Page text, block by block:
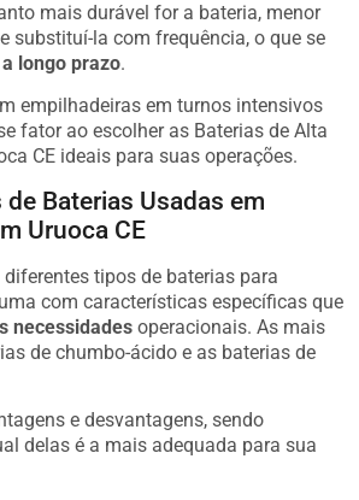
mais durável for a bateria, menor
substituí-la com frequência, o que se
longo prazo.
empilhadeiras em turnos intensivos
fator ao escolher as Baterias de Alta
CE ideais para suas operações.
Baterias Usadas em
Uruoca CE
tipos de baterias para
com características específicas que
necessidades operacionais. As mais
de chumbo-ácido e as baterias de
e desvantagens, sendo
delas é a mais adequada para sua